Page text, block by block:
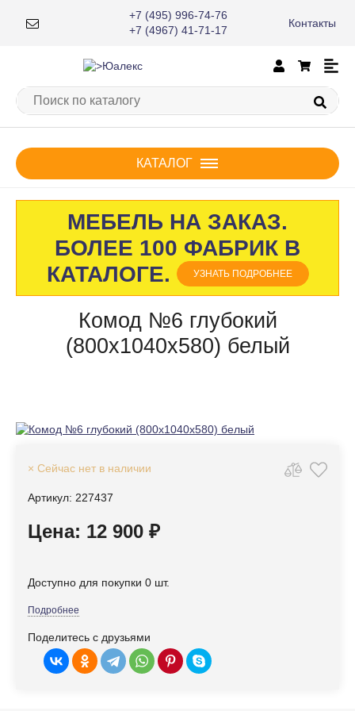
+7 (495) 996-74-76
+7 (4967) 41-71-17
Контакты
×
КАТАЛОГ
МЕБЕЛЬ НА ЗАКАЗ.
БОЛЕЕ 100 ФАБРИК В
КАТАЛОГЕ.
УЗНАТЬ ПОДРОБНЕЕ
Комод №6 глубокий
(800х1040х580) белый
× Сейчас нет в наличии
Артикул: 227437
Цена: 12 900 ₽
Доступно для покупки 0 шт.
Подробнее
Поделитесь с друзьями